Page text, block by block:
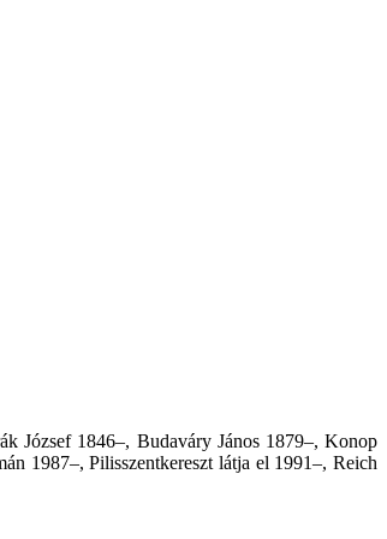
József 1846–, Budaváry János 1879–, Konop
1987–, Pilisszentkereszt látja el 1991–, Reich